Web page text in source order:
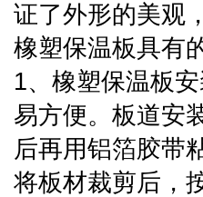
证了外形的美观
橡塑保温板具有
1、橡塑保温板
易方便。板道安
后再用铝箔胶带
将板材裁剪后，